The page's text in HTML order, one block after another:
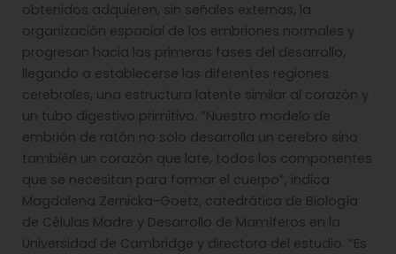
obtenidos adquieren, sin señales externas, la
organización espacial de los embriones normales y
progresan hacia las primeras fases del desarrollo,
llegando a establecerse las diferentes regiones
cerebrales, una estructura latente similar al corazón y
un tubo digestivo primitivo. “Nuestro modelo de
embrión de ratón no solo desarrolla un cerebro sino
también un corazón que late, todos los componentes
que se necesitan para formar el cuerpo”, indica
Magdalena Zernicka-Goetz, catedrática de Biología
de Células Madre y Desarrollo de Mamíferos en la
Universidad de Cambridge y directora del estudio. “Es